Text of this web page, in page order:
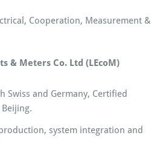
Cooperation, Measurement &
& Meters Co. Ltd (LEcoM)
Swiss and Germany, Certified
system integration and